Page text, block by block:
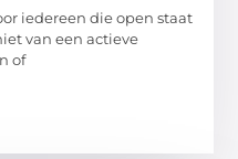
iedereen die open staat
van een actieve
of